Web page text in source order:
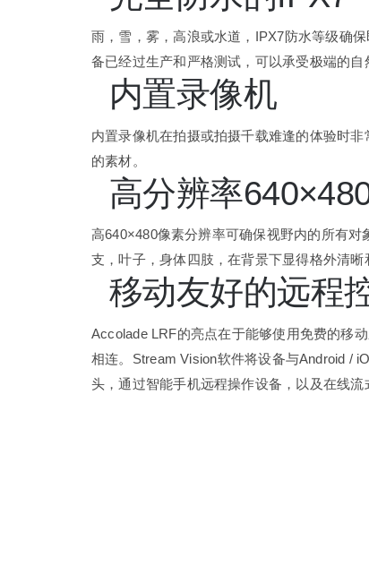
雨，雪，雾，高浪或水道，IPX7防水等级确
备已经过生产和严格测试，可以承受极端的
内置录像机
内置录像机在拍摄或拍摄千载难逢的体验时
的素材。
高分辨率
高640×480像素分辨率可确保视野内的所有
支，叶子，身体四肢，在背景下显得格外清晰
移动友好的远程
Accolade LRF的亮点在于能够使用免费的移
相连。Stream Vision软件将设备与Android /
头，通过智能手机远程操作设备，以及在线流